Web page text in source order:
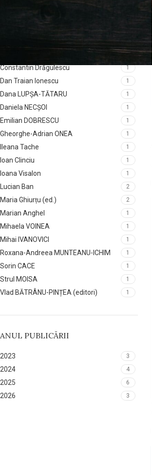
Călin Vasile Hodor
Carmen Liliana BĂDĂRĂU
1
Constantin Drăgulescu 1
Dan Traian Ionescu 1
Dana LUPȘA-TĂTARU 1
Daniela NECȘOI 1
Emilian DOBRESCU 1
Gheorghe-Adrian ONEA 1
Ileana Tache 1
Ioan Clinciu 1
Ioana Visalon 1
Lucian Ban 2
Maria Ghiurțu (ed.) 2
Marian Anghel 1
Mihaela VOINEA 1
Mihai IVANOVICI 1
Roxana-Andreea MUNTEANU-ICHIM 1
Sorin CACE 1
Strul MOISA 1
Vlad BĂTRÂNU-PINȚEA (editori) 1
ANUL PUBLICĂRII
2023 3
2024 4
2025 6
2026 3